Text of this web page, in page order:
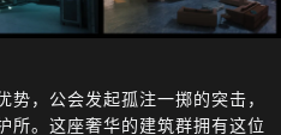
势，公会发起孤注一掷的突击，
所。这座奢华的建筑群拥有这位